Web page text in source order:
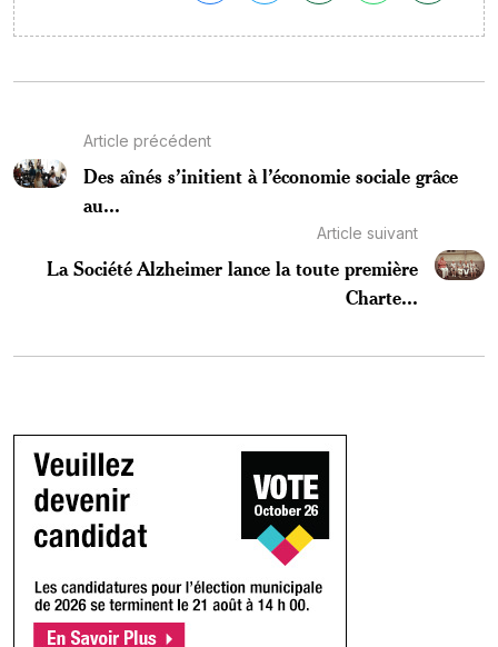
Article précédent
Des aînés s’initient à l’économie sociale grâce
au...
Article suivant
La Société Alzheimer lance la toute première
Charte...